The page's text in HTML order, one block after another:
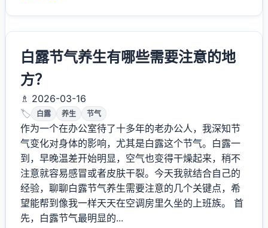
白露节气养生有哪些需要注意的地
方？
♗ 2026-03-16
🏷️
白露 养生 节气
作为一个在办公室待了十多年的老办公人，我深知节
气变化对身体的影响，尤其是白露这个节气。白露一
到，早晚温差开始明显，空气也变得干燥起来，稍不
注意就容易感冒或者皮肤干裂。今天我就结合自己的
经验，聊聊白露节气养生需要注意的几个关键点，希
望能帮到像我一样天天在空调房里久坐的上班族。 首
先，白露节气最明显的...